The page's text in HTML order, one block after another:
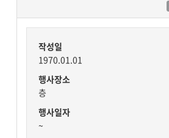
작성일
1970.01.01
행사장소
층
행사일자
~